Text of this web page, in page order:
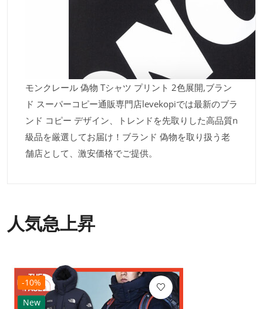
モンクレール 偽物 Tシャツ プリント 2色展開,ブラン
ド スーパーコピー通販専門店levekopiでは最新のブラ
ンド コピー デザイン、トレンドを先取りした高品質n
級品を厳選してお届け！ブランド 偽物を取り扱う老
舗店として、激安価格でご提供。
人気急上昇
-10%
New